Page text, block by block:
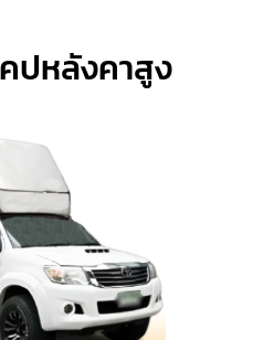
ปหลังคาสูง